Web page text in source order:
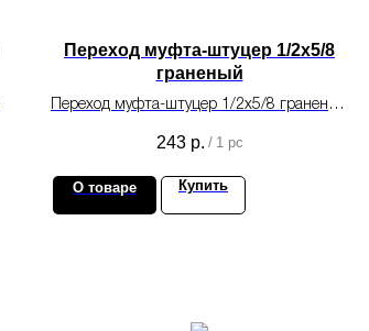
Переход муфта-штуцер 1/2х5/8
граненый
Переход муфта-штуцер 1/2х5/8 граненый
кондиционирования.
243 р. / 1 pc
О товаре Купить